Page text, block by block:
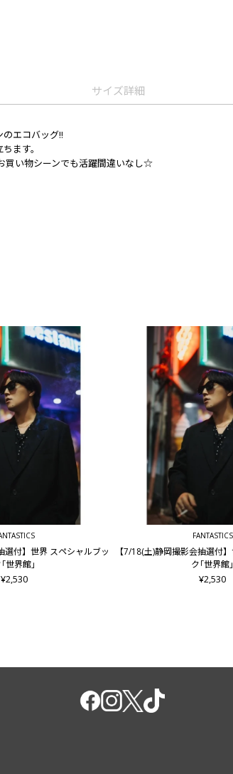
サイズ詳細
のエコバッグ!!
ます。
買い物シーンでも活躍間違いなし☆
選付】世界 スペシャルブッ
世界館｣
¥2,530
FANTASTICS
【7/18(土)静岡撮影会抽選付
ク｢世界館｣
¥2,530